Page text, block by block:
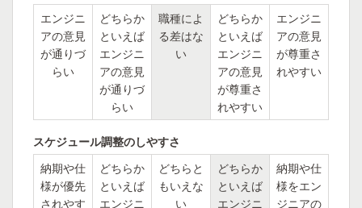
エンジニ
アの意見
が通りづ
らい
どちらか
といえば
エンジニ
アの意見
が通りづ
らい
職種によ
る差はな
い
どちらか
といえば
エンジニ
アの意見
が尊重さ
れやすい
エンジニ
アの意見
が尊重さ
れやすい
スケジュール調整のしやすさ
納期や仕
様が優先
されやす
どちらか
といえば
エンジニ
どちらと
もいえな
い
どちらか
といえば
エンジニ
納期や仕
様をエン
ジニアの